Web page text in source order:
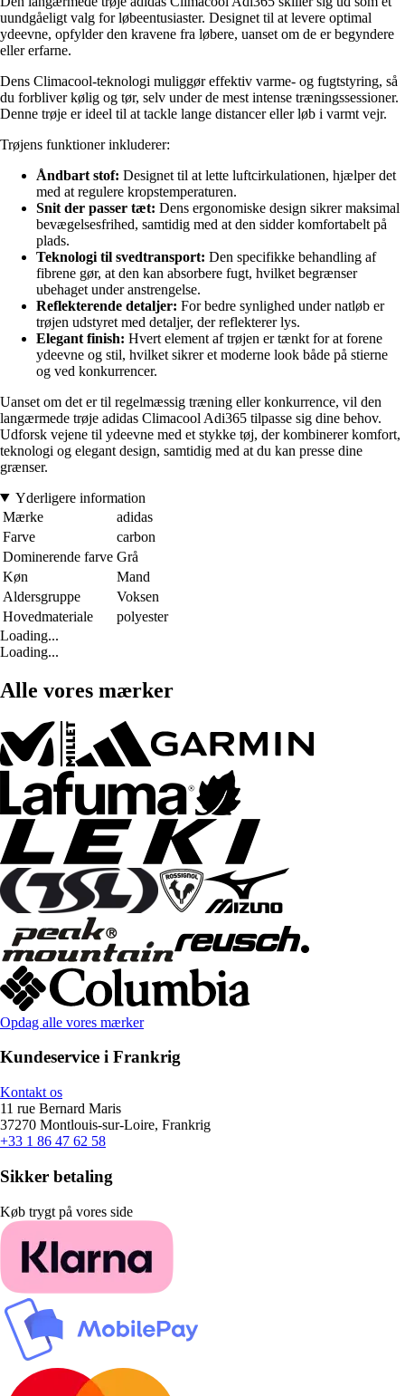
uundgåeligt valg for løbeentusiaster. Designet til at levere optimal
ydeevne, opfylder den kravene fra løbere, uanset om de er begyndere
eller erfarne.
Dens Climacool-teknologi muliggør effektiv varme- og fugtstyring, så
du forbliver kølig og tør, selv under de mest intense træningssessioner.
Denne trøje er ideel til at tackle lange distancer eller løb i varmt vejr.
Trøjens funktioner inkluderer:
Åndbart stof: Designet til at lette luftcirkulationen, hjælper det
med at regulere kropstemperaturen.
Snit der passer tæt: Dens ergonomiske design sikrer maksimal
bevægelsesfrihed, samtidig med at den sidder komfortabelt på
plads.
Teknologi til svedtransport: Den specifikke behandling af
fibrene gør, at den kan absorbere fugt, hvilket begrænser
ubehaget under anstrengelse.
Reflekterende detaljer: For bedre synlighed under natløb er
trøjen udstyret med detaljer, der reflekterer lys.
Elegant finish: Hvert element af trøjen er tænkt for at forene
ydeevne og stil, hvilket sikrer et moderne look både på stierne
og ved konkurrencer.
Uanset om det er til regelmæssig træning eller konkurrence, vil den
langærmede trøje adidas Climacool Adi365 tilpasse sig dine behov.
Udforsk vejene til ydeevne med et stykke tøj, der kombinerer komfort,
teknologi og elegant design, samtidig med at du kan presse dine
grænser.
Yderligere information
Mærke
adidas
Farve
carbon
Dominerende farve Grå
Køn
Mand
Aldersgruppe
Voksen
Hovedmateriale
polyester
Loading...
Loading...
Alle vores mærker
Opdag alle vores mærker
Kundeservice i Frankrig
Kontakt os
11 rue Bernard Maris
37270 Montlouis-sur-Loire, Frankrig
+33 1 86 47 62 58
Sikker betaling
Køb trygt på vores side